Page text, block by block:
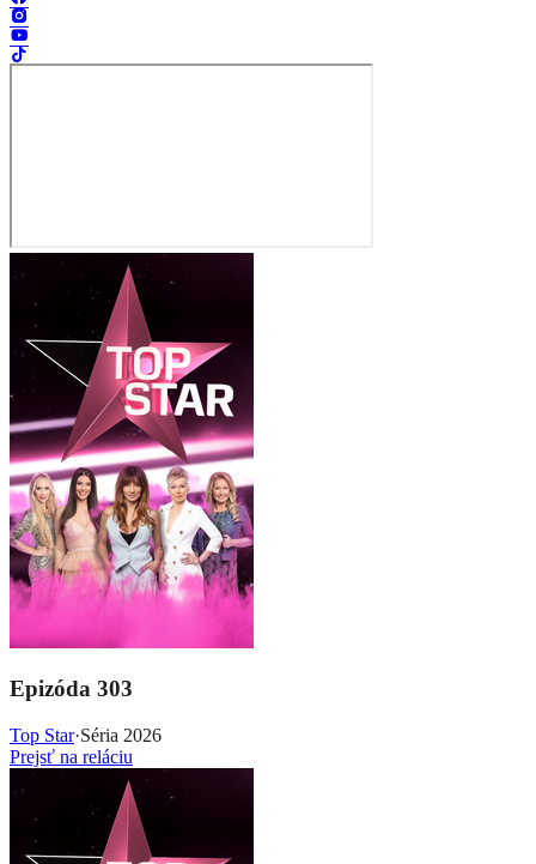
Epizóda 303
Top Star·Séria 2026
Prejsť na reláciu